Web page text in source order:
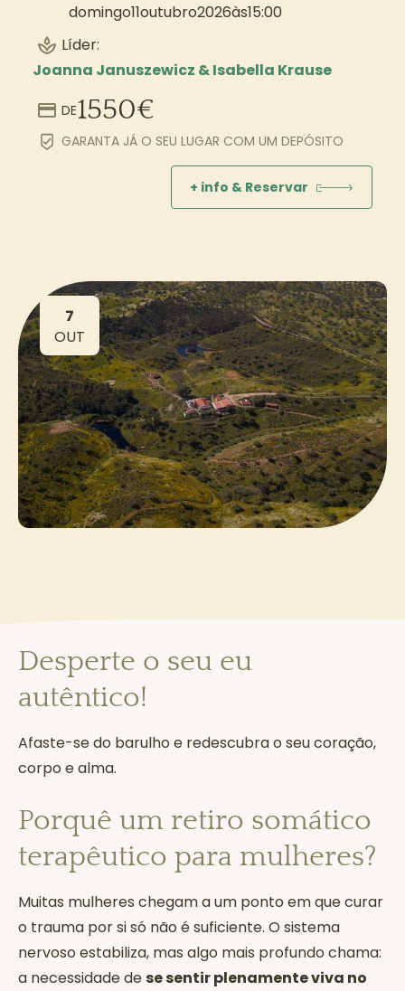
domingo11outubro2026às15:00
Líder:
Joanna Januszewicz & Isabella Krause
DE1550€
GARANTA JÁ O SEU LUGAR COM UM DEPÓSITO
+ info & Reservar
7
OUT
Desperte o seu eu
autêntico!
Afaste-se do barulho e redescubra o seu coração,
corpo e alma.
Porquê um retiro somático
terapêutico para mulheres?
Muitas mulheres chegam a um ponto em que curar
o trauma por si só não é suficiente. O sistema
nervoso estabiliza, mas algo mais profundo chama:
a necessidade de se sentir plenamente viva no